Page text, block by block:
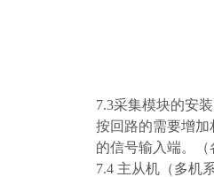
7.3采集模块的安
按回路的需要增
的信号输入端。
7.4 主从机（多机